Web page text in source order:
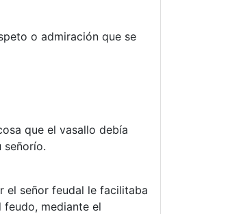
o admiración que se
que el vasallo debía
señorío.
el señor feudal le facilitaba
mediante el